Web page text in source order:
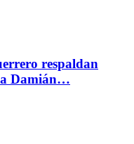
respaldan
Damián…